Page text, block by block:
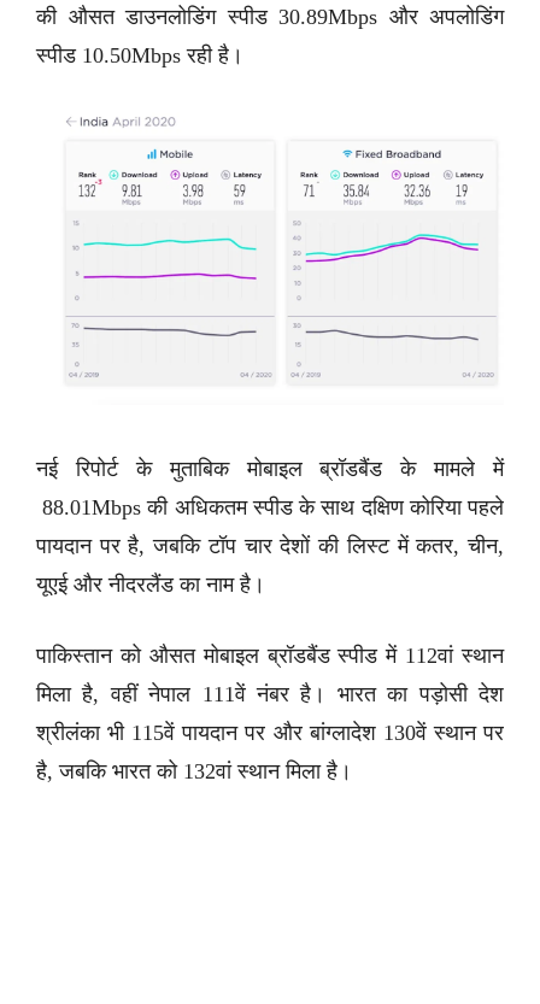
की औसत डाउनलोडिंग स्पीड 30.89Mbps और अपलोडिंग
स्पीड 10.50Mbps रही है।
नई रिपोर्ट के मुताबिक मोबाइल ब्रॉडबैंड के मामले में
88.01Mbps की अधिकतम स्पीड के साथ दक्षिण कोरिया पहले
पायदान पर है, जबकि टॉप चार देशों की लिस्ट में कतर, चीन,
यूएई और नीदरलैंड का नाम है।
पाकिस्तान को औसत मोबाइल ब्रॉडबैंड स्पीड में 112वां स्थान
मिला है, वहीं नेपाल 111वें नंबर है। भारत का पड़ोसी देश
श्रीलंका भी 115वें पायदान पर और बांग्लादेश 130वें स्थान पर
है, जबकि भारत को 132वां स्थान मिला है।